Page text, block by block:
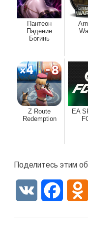
Пантеон
Падение
Богинь
Z Route
Redemption
EA
Поделитесь этим
VK